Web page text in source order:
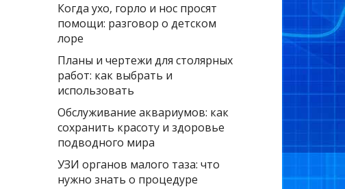
Когда ухо, горло и нос просят
помощи: разговор о детском
лоре
Планы и чертежи для столярных
работ: как выбрать и
использовать
Обслуживание аквариумов: как
сохранить красоту и здоровье
подводного мира
УЗИ органов малого таза: что
нужно знать о процедуре